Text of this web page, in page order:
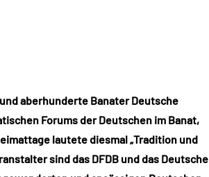
aberhunderte Banater Deutsche
Forums der Deutschen im Banat,
lautete diesmal „Tradition und
sind das DFDB und das Deutsche